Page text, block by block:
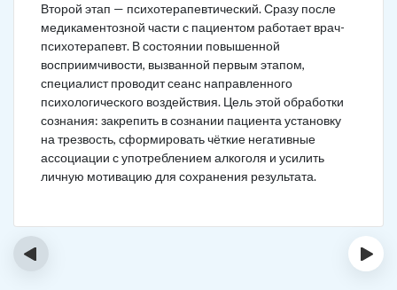
Второй этап — психотерапевтический. Сразу после
медикаментозной части с пациентом работает врач-
психотерапевт. В состоянии повышенной
восприимчивости, вызванной первым этапом,
специалист проводит сеанс направленного
психологического воздействия. Цель этой обработки
сознания: закрепить в сознании пациента установку
на трезвость, сформировать чёткие негативные
ассоциации с употреблением алкоголя и усилить
личную мотивацию для сохранения результата.
‹ ›